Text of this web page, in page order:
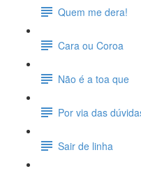
Quem me dera!
Cara ou Coroa
Não é a toa que
Por via das
Sair de linha